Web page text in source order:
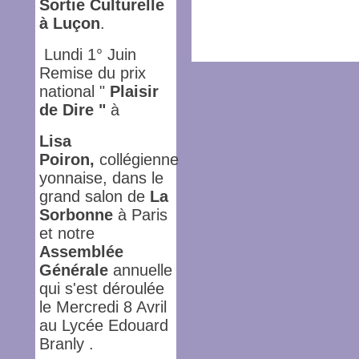
Sortie Culturelle
à Luçon.
Lundi 1° Juin
Remise du prix
national " Plaisir
de Dire " à
Lisa
Poiron, collégienne
yonnaise, dans le
grand salon de La
Sorbonne à Paris
et notre
Assemblée
Générale annuelle
qui s'est déroulée
le Mercredi 8 Avril
au Lycée Edouard
Branly .